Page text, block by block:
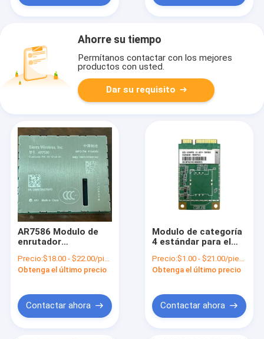
Ahorre su tiempo
Permítanos contactar con los mejores
productos con usted.
Dar su requisito
AR7586 Modulo de
enrutador
Cat-4 Conectividad
para OEM de
Precio:$18.00 - $22.00/pieces
Obtenga el último precio
Contactar ahora
Modulo de categoría
4 estándar para el
Mini PCIe
Precio:$1.00 - $21.00/pieces
Obtenga el último precio
Contactar ahora